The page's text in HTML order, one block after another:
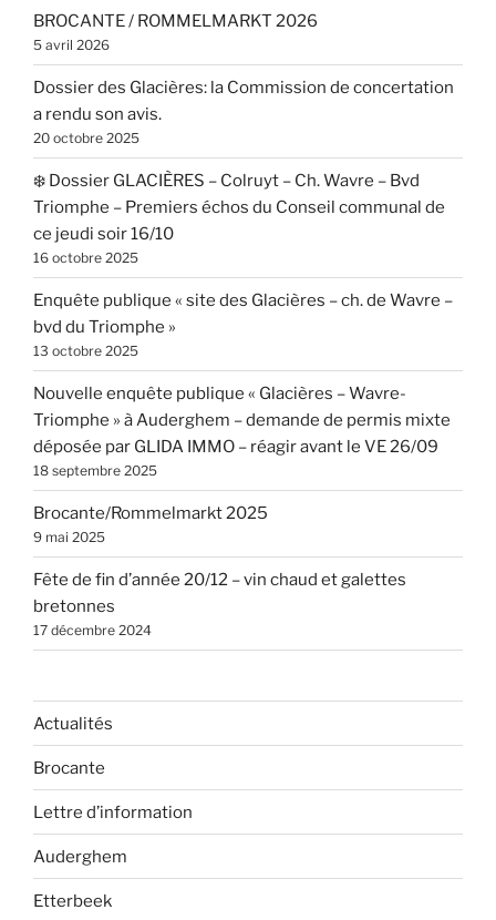
BROCANTE / ROMMELMARKT 2026
5 avril 2026
Dossier des Glacières: la Commission de concertation
a rendu son avis.
20 octobre 2025
❄️ Dossier GLACIÈRES – Colruyt – Ch. Wavre – Bvd
Triomphe – Premiers échos du Conseil communal de
ce jeudi soir 16/10
16 octobre 2025
Enquête publique « site des Glacières – ch. de Wavre –
bvd du Triomphe »
13 octobre 2025
Nouvelle enquête publique « Glacières – Wavre-
Triomphe » à Auderghem – demande de permis mixte
déposée par GLIDA IMMO – réagir avant le VE 26/09
18 septembre 2025
Brocante/Rommelmarkt 2025
9 mai 2025
Fête de fin d’année 20/12 – vin chaud et galettes
bretonnes
17 décembre 2024
Actualités
Brocante
Lettre d’information
Auderghem
Etterbeek